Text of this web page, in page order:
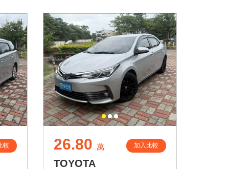
較 26.80 萬 加入比較
TOYOTA